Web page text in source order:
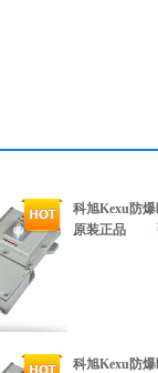
科旭Kexu防
原装正品
科旭Kexu防